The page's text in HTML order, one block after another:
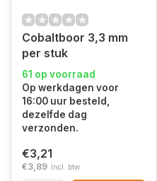
Cobaltboor 3,3 mm
per stuk
61 op voorraad
Op werkdagen voor
16:00 uur besteld,
dezelfde dag
verzonden.
€3,21
€3,89 Incl. btw